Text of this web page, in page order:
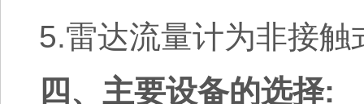
5.雷达流量计为非接
四、主要设备的选择: